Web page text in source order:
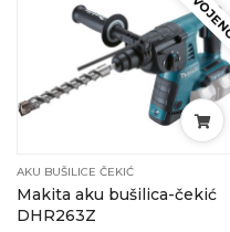
AKU BUŠILICE ČEKIĆ
Makita aku bušilica-čekić
DHR263Z